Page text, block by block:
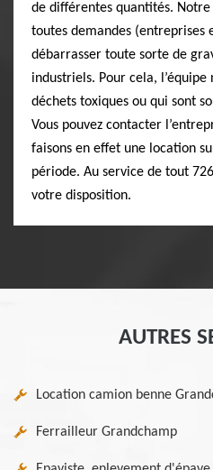
de différentes quantités. Notre
toutes demandes (entreprises
débarrasser toute sorte de
industriels. Pour cela, l’équipe
déchets toxiques ou qui sont
Vous pouvez contacter
faisons en effet une location
période. Au service de tout
votre disposition.
AUTRES
Location camion benne
Ferrailleur Grandchamp